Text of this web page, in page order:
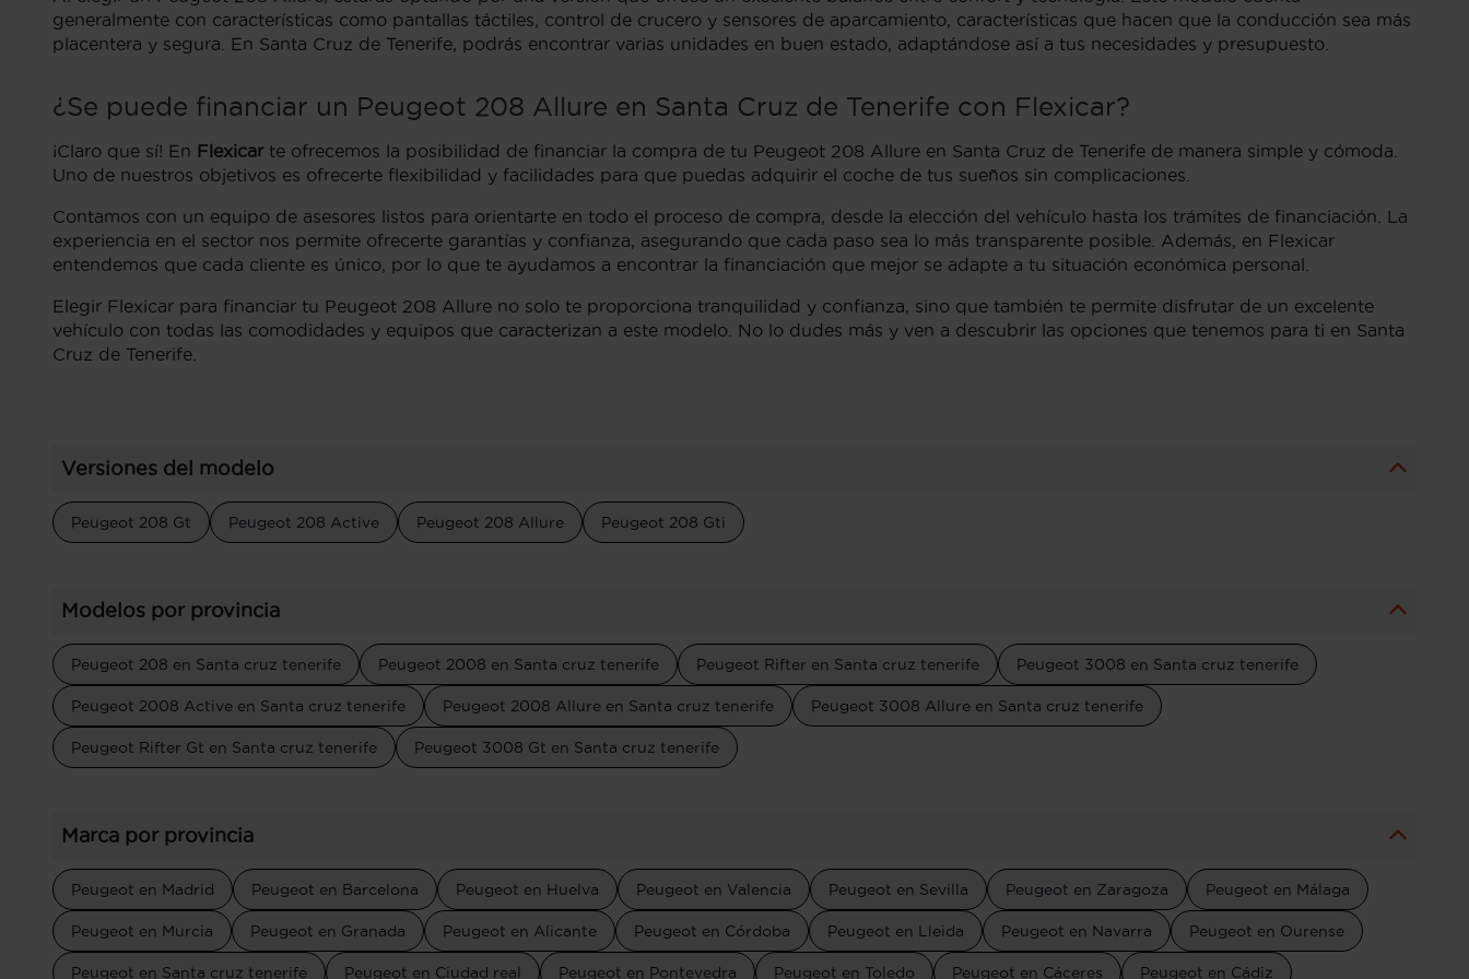
generalmente con características como pantallas táctiles, control de crucero y sensores de aparcamiento, características que hacen que la conducción sea más
placentera y segura. En Santa Cruz de Tenerife, podrás encontrar varias unidades en buen estado, adaptándose así a tus necesidades y presupuesto.
¿Se puede financiar un Peugeot 208 Allure en Santa Cruz de Tenerife con Flexicar?
¡Claro que sí! En Flexicarte ofrecemos la posibilidad de financiar la compra de tu Peugeot 208 Allure en Santa Cruz de Tenerife de manera simple y cómoda.
Uno de nuestros objetivos es ofrecerte flexibilidad y facilidades para que puedas adquirir el coche de tus sueños sin complicaciones.
Contamos con un equipo de asesores listos para orientarte en todo el proceso de compra, desde la elección del vehículo hasta los trámites de financiación. La
experiencia en el sector nos permite ofrecerte garantías y confianza, asegurando que cada paso sea lo más transparente posible. Además, en Flexicar
entendemos que cada cliente es único, por lo que te ayudamos a encontrar la financiación que mejor se adapte a tu situación económica personal.
Elegir Flexicar para financiar tu Peugeot 208 Allure no solo te proporciona tranquilidad y confianza, sino que también te permite disfrutar de un excelente
vehículo con todas las comodidades y equipos que caracterizan a este modelo. No lo dudes más y ven a descubrir las opciones que tenemos para ti en Santa
Cruz de Tenerife.
Versiones del modelo
Peugeot 208 Gt Peugeot 208 Active Peugeot 208 Allure Peugeot 208 Gti
Modelos por provincia
Peugeot 208 en Santa cruz tenerife Peugeot 2008 en Santa cruz tenerife Peugeot Rifter en Santa cruz tenerife Peugeot 3008 en Santa cruz tenerife
Peugeot 2008 Active en Santa cruz tenerife Peugeot 2008 Allure en Santa cruz tenerife Peugeot 3008 Allure en Santa cruz tenerife
Peugeot Rifter Gt en Santa cruz tenerife Peugeot 3008 Gt en Santa cruz tenerife
Marca por provincia
Peugeot en Madrid Peugeot en Barcelona Peugeot en Huelva Peugeot en Valencia Peugeot en Sevilla Peugeot en Zaragoza Peugeot en Málaga
Peugeot en Murcia Peugeot en Granada Peugeot en Alicante Peugeot en Córdoba Peugeot en Lleida Peugeot en Navarra Peugeot en Ourense
Peugeot en Santa cruz tenerife Peugeot en Ciudad real Peugeot en Pontevedra Peugeot en Toledo Peugeot en Cáceres Peugeot en Cádiz